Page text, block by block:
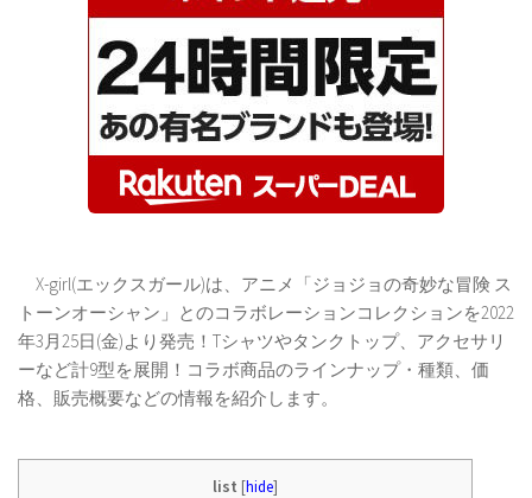
X-girl(エックスガール)は、アニメ「ジョジョの奇妙な冒険 ス
トーンオーシャン」とのコラボレーションコレクションを2022
年3月25日(金)より発売！Tシャツやタンクトップ、アクセサリ
ーなど計9型を展開！コラボ商品のラインナップ・種類、価
格、販売概要などの情報を紹介します。
list [hide]